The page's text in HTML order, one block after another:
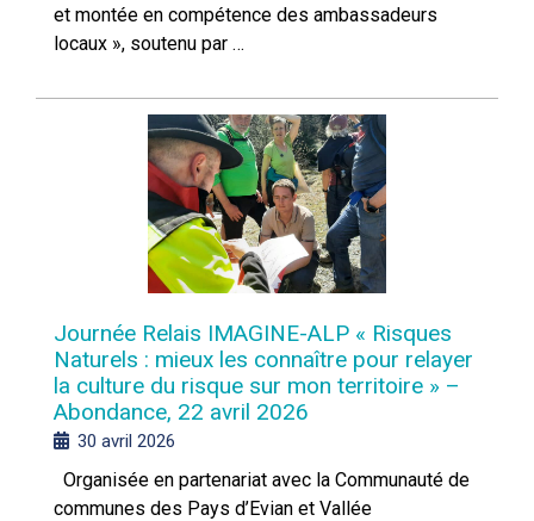
et montée en compétence des ambassadeurs
locaux », soutenu par …
Journée Relais IMAGINE-ALP « Risques
Naturels : mieux les connaître pour relayer
la culture du risque sur mon territoire » –
Abondance, 22 avril 2026
30 avril 2026
Organisée en partenariat avec la Communauté de
communes des Pays d’Evian et Vallée